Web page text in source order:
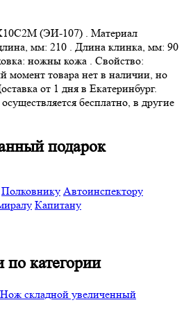
(ЭИ-107) . Материал
мм: 210 . Длина клинка, мм: 90
ножны кожа . Свойство:
момент товара нет в наличии, но
от 1 дня в Екатеринбург.
бесплатно, в другие
подарок
Полковнику Автоинспектору
Капитану
категории
Нож складной увеличенный